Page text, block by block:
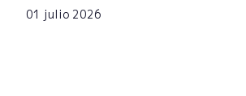
01 julio 2026